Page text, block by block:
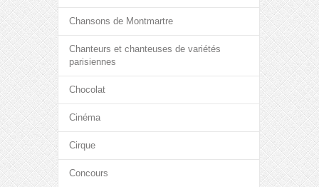
Chansons de Montmartre
Chanteurs et chanteuses de variétés
parisiennes
Chocolat
Cinéma
Cirque
Concours